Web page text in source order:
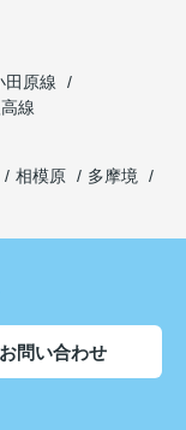
田原線
線
相模原
多摩境
問い合わせ